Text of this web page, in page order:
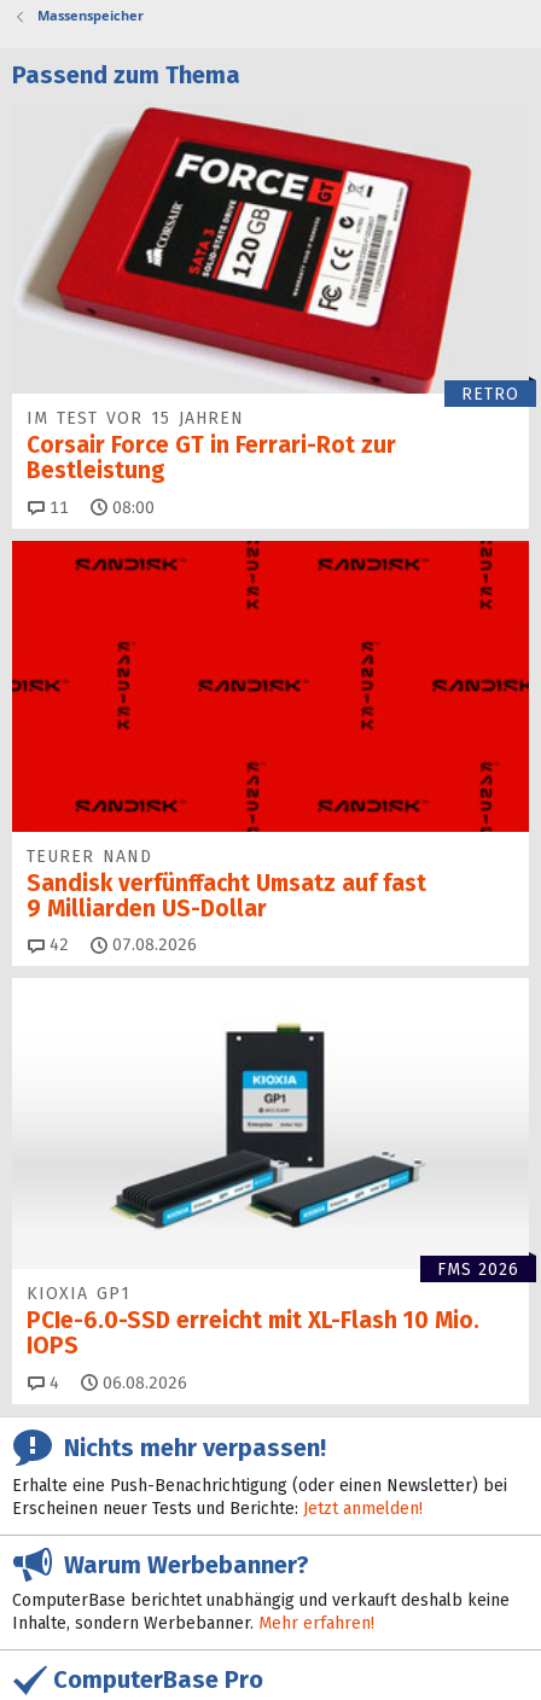
Massenspeicher
Passend zum Thema
RETRO
IM TEST VOR 15 JAHREN
Corsair Force GT in Ferrari-Rot zur
Bestleistung
11 Kommentare
08:00
TEURER NAND
Sandisk verfünffacht Umsatz auf fast
9 Milliarden US-Dollar
42 Kommentare
07.08.2026
FMS 2026
KIOXIA GP1
PCIe-6.0-SSD erreicht mit XL-Flash 10 Mio.
IOPS
4 Kommentare
06.08.2026
Nichts mehr verpassen!
Erhalte eine Push-Benachrichtigung (oder einen Newsletter) bei
Erscheinen neuer Tests und Berichte: Jetzt anmelden!
Warum Werbebanner?
ComputerBase berichtet unabhängig und verkauft deshalb keine
Inhalte, sondern Werbebanner. Mehr erfahren!
ComputerBase Pro